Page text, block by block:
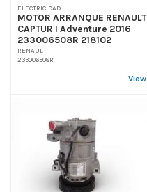
ELECTRICIDAD
MOTOR ARRANQUE RENAULT
CAPTUR I Adventure 2016
233006508R 218102
RENAULT
233006508R
View